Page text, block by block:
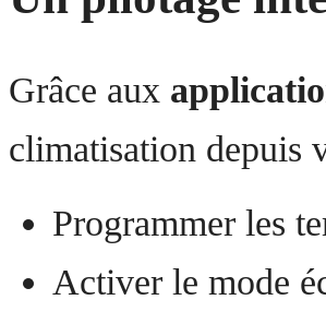
Grâce aux
climatisation depuis
Programmer les
Activer le mode